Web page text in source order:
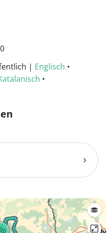
0
| Englisch •
•